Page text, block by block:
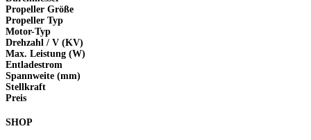
Propeller Größe
Propeller Typ
Motor-Typ
Drehzahl / V (KV)
Max. Leistung (W)
Entladestrom
Spannweite (mm)
Stellkraft
Preis
SHOP